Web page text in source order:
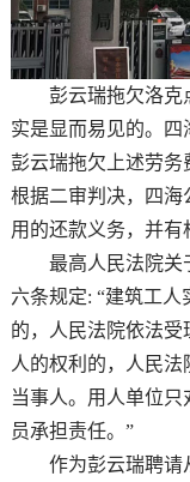
彭云瑞拖欠洛克点
实是显而易见的。
彭云瑞拖欠上述劳务
根据二审判决，四海
用的还款义务，并有
最高人民法院关
六条规定: “建筑工
的，人民法院依法
人的权利的，人民
当事人。用人单位
员承担责任。”
作为彭云瑞聘请从